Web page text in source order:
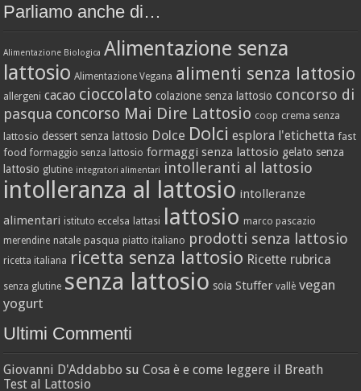
Parliamo anche di…
Alimentazione Biologica Alimentazione senza
lattosio Alimentazione Vegana alimenti senza lattosio
allergeni cacao cioccolato colazione senza lattosio concorso di
pasqua concorso Mai Dire Lattosio coop crema senza
lattosio dessert senza lattosio Dolce Dolci esplora l'etichetta fast
food formaggio senza lattosio formaggi senza lattosio gelato senza
lattosio glutine integratori alimentari intolleranti al lattosio
intolleranza al lattosio intolleranze
alimentari istituto eccelsa lattasi lattosio marco pascazio
merendine natale pasqua piatto italiano prodotti senza lattosio
ricetta italiana ricetta senza lattosio Ricette rubrica
senza glutine senza lattosio soia Stuffer vallè vegan
yogurt
Ultimi Commenti
Giovanni D'Addabbo suCosa è e come leggere il Breath
Test al Lattosio